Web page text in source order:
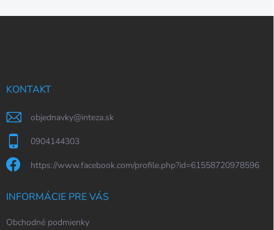
Z
KONTAKT
objednavky@inteza.sk
0904144303
https://www.facebook.com/profile.php?id=61558720978596
INFORMÁCIE PRE VÁS
Obchodné podmienky